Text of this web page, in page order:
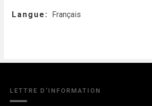
Langue Français
LETTRE D'INFORMATION